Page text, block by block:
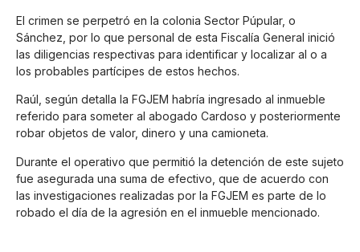
El crimen se perpetró en la colonia Sector Púpular, o
Sánchez, por lo que personal de esta Fiscalía General inició
las diligencias respectivas para identificar y localizar al o a
los probables partícipes de estos hechos.
Raúl, según detalla la FGJEM habría ingresado al inmueble
referido para someter al abogado Cardoso y posteriormente
robar objetos de valor, dinero y una camioneta.
Durante el operativo que permitió la detención de este sujeto
fue asegurada una suma de efectivo, que de acuerdo con
las investigaciones realizadas por la FGJEM es parte de lo
robado el día de la agresión en el inmueble mencionado.